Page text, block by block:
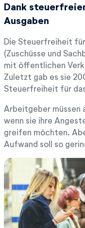
Dank
Ausgaben
Die Steuerfreiheit
(Zuschüsse und
mit öffentlichen
Zuletzt gab es sie
Steuerfreiheit für
Arbeitgeber müssen
wenn sie ihre
greifen möchten.
Aufwand soll so